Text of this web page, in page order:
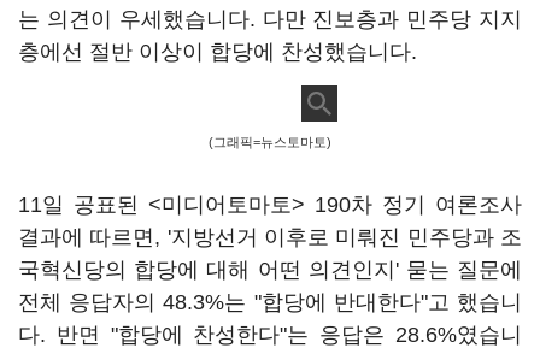
는 의견이 우세했습니다. 다만 진보층과 민주당 지지
층에선 절반 이상이 합당에 찬성했습니다.
(그래픽=뉴스토마토)
11일 공표된 <미디어토마토> 190차 정기 여론조사
결과에 따르면, '지방선거 이후로 미뤄진 민주당과 조
국혁신당의 합당에 대해 어떤 의견인지' 묻는 질문에
전체 응답자의 48.3%는 "합당에 반대한다"고 했습니
다. 반면 "합당에 찬성한다"는 응답은 28.6%였습니